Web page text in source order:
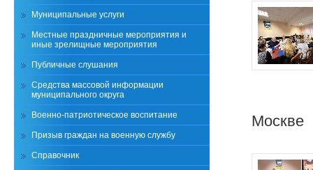
Москве
Муниципальные услуги
Местные праздничные мероприятия и
иные зрелищные мероприятия
Публичные слушания
Средства массовой информации
муниципального округа
Военно-патриотическое воспитание
Призыв граждан на военную службу
Справочник